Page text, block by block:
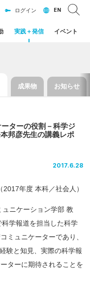
実践＋発信 イベント
ログイン EN
成果物 お知らせ
ーターの役割 －科学ジ
本邦彦先生の講義レポ
2017.6.28
2017年度 本科／社会人）
ニケーション学部 教
学報道を担当した科学
ミュニケーターであり、
験と知見、実際の科学報
ターに期待されることを